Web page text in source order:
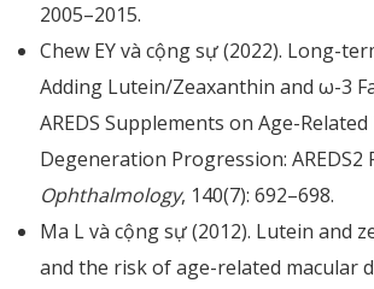
2005–2015.
Chew EY và cộng sự (2022). Long-
Adding Lutein/Zeaxanthin and ω-3
AREDS Supplements on Age-
Degeneration Progression: AREDS2
Ophthalmology, 140(7): 692–698.
Ma L và cộng sự (2012). Lutein and
and the risk of age-related macular